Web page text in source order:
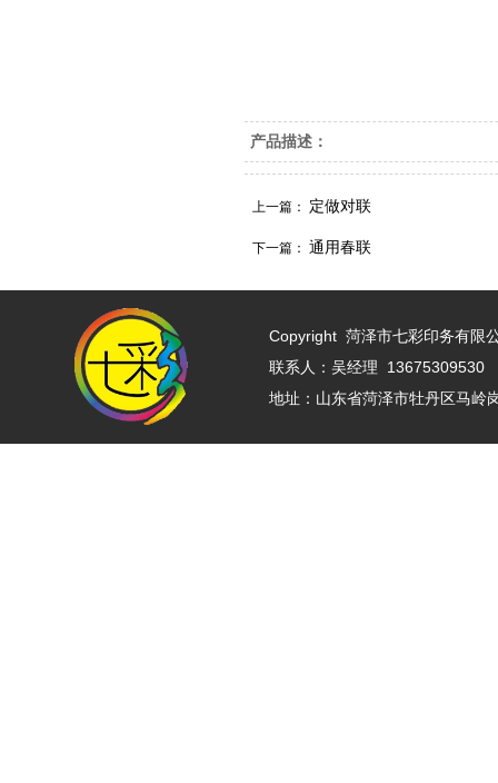
产品描述：
上一篇： 定做对联
下一篇： 通用春联
Copyright 菏泽市七彩印务有限
联系人：吴经理
地址：山东省菏泽市牡丹区马